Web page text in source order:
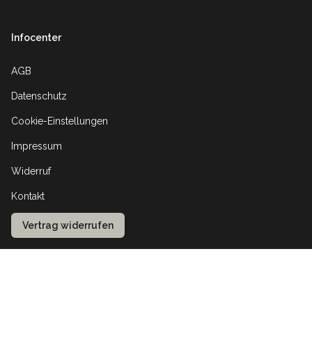
Infocenter
AGB
Datenschutz
Cookie-Einstellungen
Impressum
Widerruf
Kontakt
Vertrag widerrufen